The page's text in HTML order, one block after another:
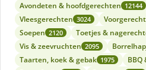
Avondeten & hoofdgerechten 12144
Vleesgerechten 3024
Soepen 2120 Toetjes &
Vis & zeevruchten 2095
Taarten, koek & gebak 1975